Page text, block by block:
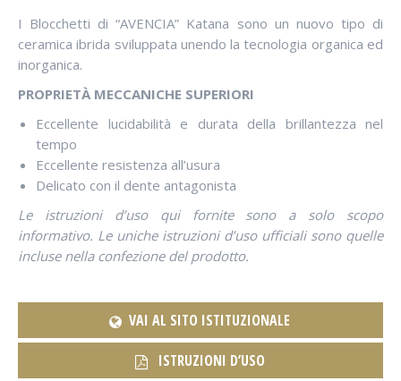
I Blocchetti di “AVENCIA” Katana sono un nuovo tipo di
ceramica ibrida sviluppata unendo la tecnologia organica ed
inorganica.
PROPRIETÀ MECCANICHE SUPERIORI
Eccellente lucidabilità e durata della brillantezza nel
tempo
Eccellente resistenza all’usura
Delicato con il dente antagonista
Le istruzioni d’uso qui fornite sono a solo scopo
informativo. Le uniche istruzioni d’uso ufficiali sono quelle
incluse nella confezione del prodotto.
VAI AL SITO ISTITUZIONALE
ISTRUZIONI D’USO